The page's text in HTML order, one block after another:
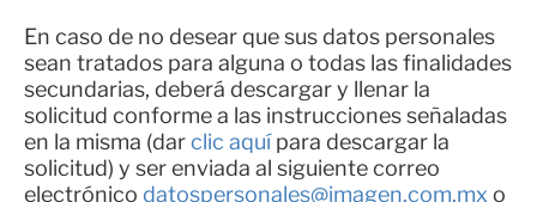
En caso de no desear que sus datos personales
sean tratados para alguna o todas las finalidades
secundarias, deberá descargar y llenar la
solicitud conforme a las instrucciones señaladas
en la misma (darclic aquí para descargar la
solicitud) y ser enviada al siguiente correo
electrónico datospersonales@imagen.com.mx o